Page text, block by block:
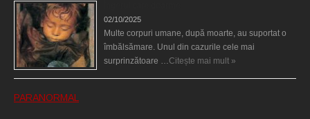
02/10/2025
Multe corpuri umane, după moarte, au suportat o
îmbălsămare. Unul din cazurile cele mai
surprinzătoare … Citește mai mult »
PARANORMAL